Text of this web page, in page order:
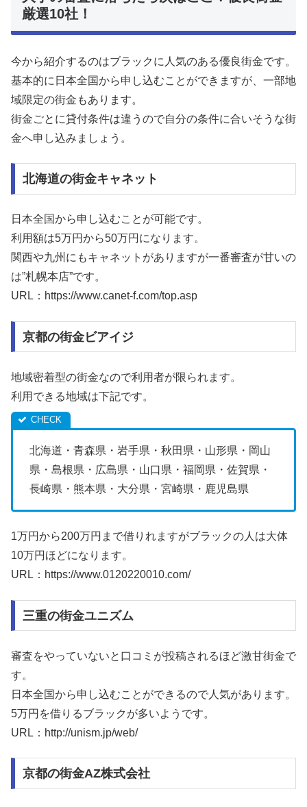
厳選10社！
今から紹介するのはブラックに人気のある優良街金です。
基本的に日本全国から申し込むことができますが、一部地
域限定の街金もあります。
街金ごとに貸付条件は違うので自分の条件に合いそうな街
金へ申し込みましょう。
北海道の街金キャネット
日本全国から申し込むことが可能です。
利用額は5万円から50万円になります。
関西や九州にもキャネットがありますが一番審査が甘いの
は”札幌本店”です。
URL：https://www.canet-f.com/top.asp
京都の街金ビアイジ
地域密着型の街金なので利用者が限られます。
利用できる地域は下記です。
北海道・青森県・岩手県・秋田県・山形県・岡山
県・島根県・広島県・山口県・福岡県・佐賀県・
長崎県・熊本県・大分県・宮崎県・鹿児島県
1万円から200万円まで借りれますがブラックの人は大体
10万円ほどになります。
URL：https://www.0120220010.com/
三重の街金ユニズム
審査をやっていないと口コミが投稿されるほど激甘街金で
す。
日本全国から申し込むことができるので人気があります。
5万円を借りるブラックが多いようです。
URL：http://unism.jp/web/
京都の街金AZ株式会社